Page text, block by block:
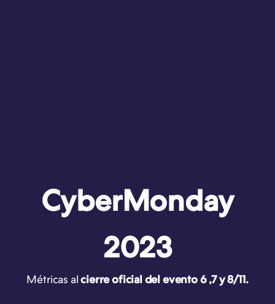
CyberMonday
2023
Métricas alcierre oficial del evento 6 ,7 y 8/11.